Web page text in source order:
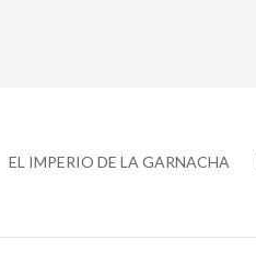
EL IMPERIO DE LA GARNACHA